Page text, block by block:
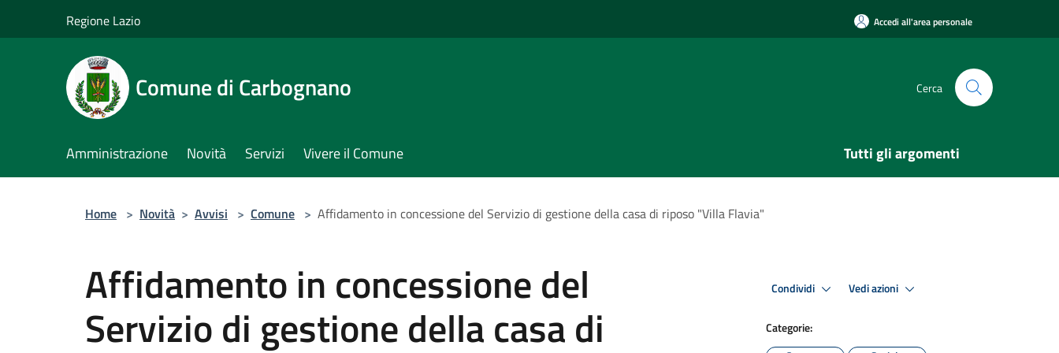
Regione Lazio Accedi all'area personale
Comune di Carbognano Cerca
Amministrazione Novità Servizi Vivere il Comune Tutti gli argomenti
Home > Novità > Avvisi > Comune > Affidamento in concessione del Servizio di gestione della casa di riposo "Villa Flavia"
Affidamento in concessione del
Servizio di gestione della casa di
Condividi Vedi azioni
Categorie: